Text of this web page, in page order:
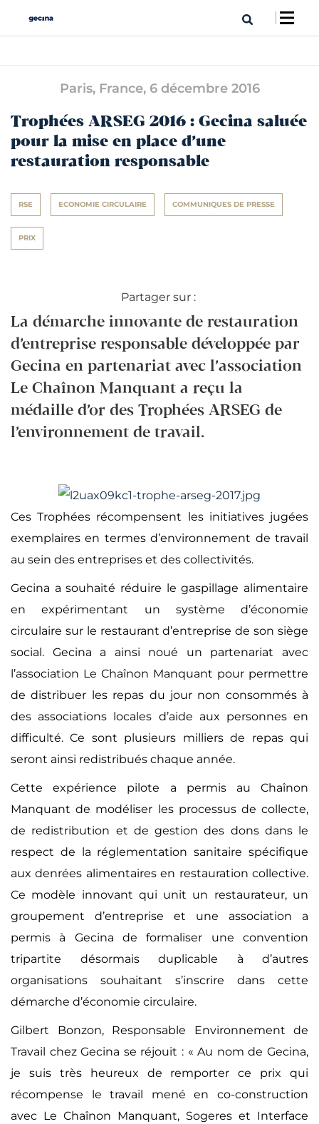
Paris, France, 6 décembre 2016
Trophées ARSEG 2016 : Gecina saluée
pour la mise en place d’une
restauration responsable
RSE ECONOMIE CIRCULAIRE COMMUNIQUES DE PRESSE
PRIX
Partager sur :
La démarche innovante de restauration
d’entreprise responsable développée par
Gecina en partenariat avec l’association
Le Chaînon Manquant a reçu la
médaille d’or des Trophées ARSEG de
l’environnement de travail.
Ces Trophées récompensent les initiatives jugées
exemplaires en termes d’environnement de travail
au sein des entreprises et des collectivités.
Gecina a souhaité réduire le gaspillage alimentaire
en expérimentant un système d’économie
circulaire sur le restaurant d’entreprise de son siège
social. Gecina a ainsi noué un partenariat avec
l’association Le Chaînon Manquant pour permettre
de distribuer les repas du jour non consommés à
des associations locales d’aide aux personnes en
difficulté. Ce sont plusieurs milliers de repas qui
seront ainsi redistribués chaque année.
Cette expérience pilote a permis au Chaînon
Manquant de modéliser les processus de collecte,
de redistribution et de gestion des dons dans le
respect de la réglementation sanitaire spécifique
aux denrées alimentaires en restauration collective.
Ce modèle innovant qui unit un restaurateur, un
groupement d’entreprise et une association a
permis à Gecina de formaliser une convention
tripartite désormais duplicable à d’autres
organisations souhaitant s’inscrire dans cette
démarche d’économie circulaire.
Gilbert Bonzon, Responsable Environnement de
Travail chez Gecina se réjouit : « Au nom de Gecina,
je suis très heureux de remporter ce prix qui
récompense le travail mené en co-construction
avec Le Chaînon Manquant, Sogeres et Interface